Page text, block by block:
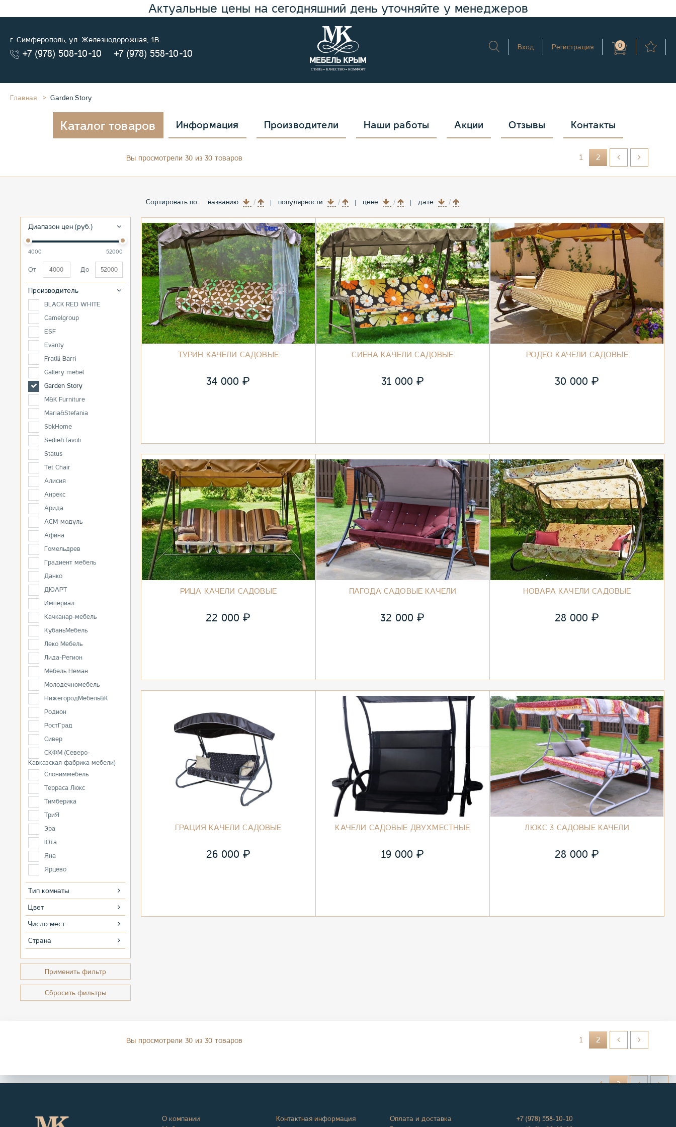
Актуальные цены на сегодняшний день уточняйте у менеджеров
г. Симферополь, ул. Железнодорожная, 1В
+7 (978) 508-10-10 +7 (978) 558-10-10
Вход Регистрация 0
Главная Garden Story
Каталог товаров Информация Производители Наши работы Акции Отзывы Контакты
Вы просмотрели 30 из 30 товаров 1 2
Диапазон цен (руб.)
4000 52000
От До
Производитель
BLACK RED WHITE
Camelgroup
ESF
Evanty
Fratlli Barri
Gallery mebel
Garden Story
M&K Furniture
Maria&Stefania
SbkHome
Sedie&Tavoli
Status
Tet Chair
Алисия
Анрекс
Арида
АСМ-модуль
Афина
Гомельдрев
Градиент мебель
Данко
ДЮАРТ
Империал
Качканар-мебель
КубаньМебель
Леко Мебель
Лида-Регион
Мебель Неман
Молодечномебель
НижегородМебель&К
Родион
РостГрад
Сивер
СКФМ (Северо-
Кавказская фабрика мебели)
Слониммебель
Терраса Люкс
Тимберика
ТриЯ
Эра
Юта
Яна
Ярцево
Тип комнаты
Цвет
Число мест
Страна
Применить фильтр
Сбросить фильтры
Сортировать по: названию популярности цене дате
ТУРИН КАЧЕЛИ САДОВЫЕ
34 000₽
СИЕНА КАЧЕЛИ САДОВЫЕ
31 000 ₽
РОДЕО КАЧЕЛИ САДОВЫЕ
30 000₽
РИЦА КАЧЕЛИ САДОВЫЕ
22 000₽
ПАГОДА САДОВЫЕ КАЧЕЛИ
32 000₽
НОВАРА КАЧЕЛИ САДОВЫЕ
28 000₽
ГРАЦИЯ КАЧЕЛИ САДОВЫЕ
26 000 ₽
КАЧЕЛИ САДОВЫЕ ДВУХМЕСТНЫЕ
19 000 ₽
ЛЮКС 3 САДОВЫЕ КАЧЕЛИ
28 000₽
Вы просмотрели 30 из 30 товаров 1 2
1 2
О компании
Контактная информация
Оплата и доставка
+7 (978) 558-10-10